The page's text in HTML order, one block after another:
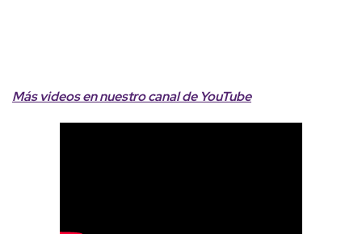
Más videosen nuestro canal de YouTube